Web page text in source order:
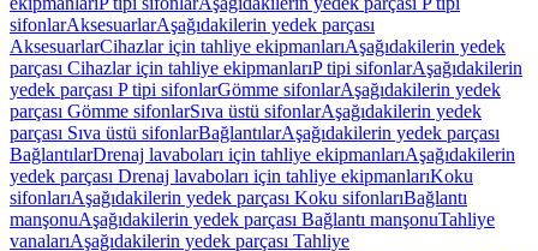
sifonlarAksesuarlarAşağıdakilerin yedek parçası
AksesuarlarCihazlar için tahliye ekipmanlarıAşağıdakilerin yedek
parçası Cihazlar için tahliye ekipmanlarıP tipi sifonlarAşağıdakilerin
yedek parçası P tipi sifonlarGömme sifonlarAşağıdakilerin yedek
parçası Gömme sifonlarSıva üstü sifonlarAşağıdakilerin yedek
parçası Sıva üstü sifonlarBağlantılarAşağıdakilerin yedek parçası
BağlantılarDrenaj lavaboları için tahliye ekipmanlarıAşağıdakilerin
yedek parçası Drenaj lavaboları için tahliye ekipmanlarıKoku
sifonlarıAşağıdakilerin yedek parçası Koku sifonlarıBağlantı
manşonuAşağıdakilerin yedek parçası Bağlantı manşonuTahliye
vanalarıAşağıdakilerin yedek parçası Tahliye